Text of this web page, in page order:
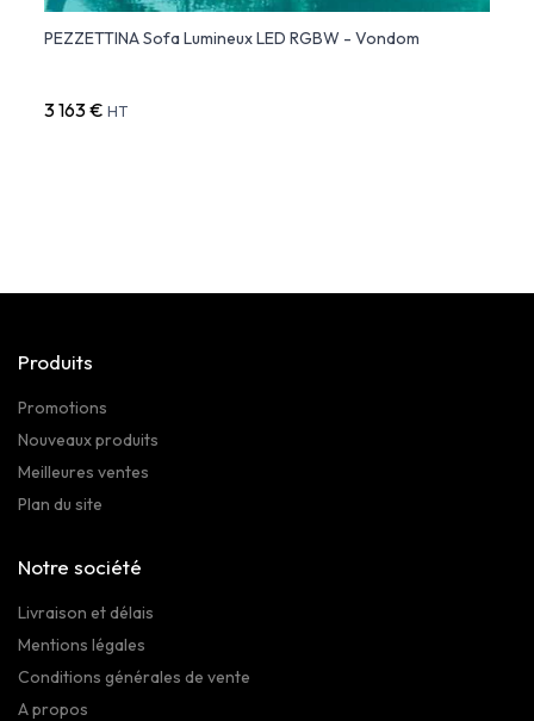
PEZZETTINA Sofa Lumineux LED RGBW - Vondom
3 163 € HT
Produits
Promotions
Nouveaux produits
Meilleures ventes
Plan du site
Notre société
Livraison et délais
Mentions légales
Conditions générales de vente
A propos